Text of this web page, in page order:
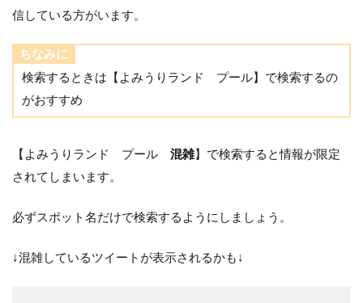
信している方がいます。
ちなみに
検索するときは【よみうりランド プール】で検索するの
がおすすめ
【よみうりランド プール 混雑】で検索すると情報が限定
されてしまいます。
必ずスポット名だけで検索するようにしましょう。
↓混雑しているツイートが表示されるかも↓